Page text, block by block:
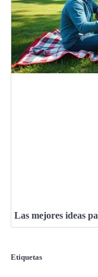
Las mejores ideas
Etiquetas